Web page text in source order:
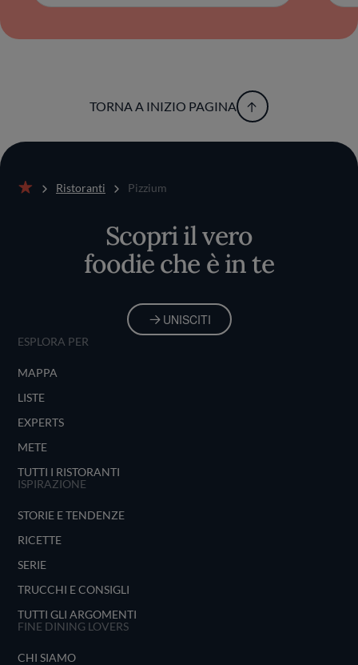
TORNA A INIZIO PAGINA
Ristoranti Pizzium
Scopri il vero
foodie che è in te
UNISCITI
ESPLORA PER
MAPPA
LISTE
EXPERTS
METE
TUTTI I RISTORANTI
ISPIRAZIONE
STORIE E TENDENZE
RICETTE
SERIE
TRUCCHI E CONSIGLI
TUTTI GLI ARGOMENTI
FINE DINING LOVERS
CHI SIAMO